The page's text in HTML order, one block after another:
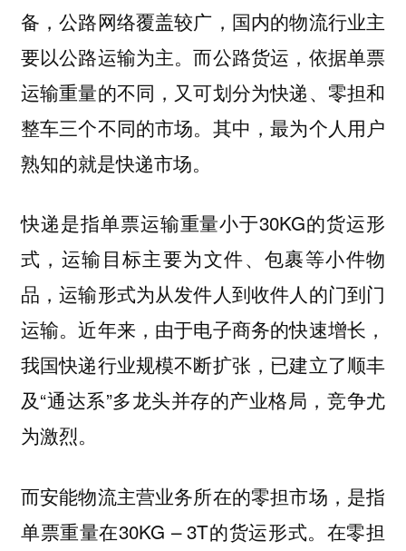
备，公路网络覆盖较广，国内的物流行业主
要以公路运输为主。而公路货运，依据单票
运输重量的不同，又可划分为快递、零担和
整车三个不同的市场。其中，最为个人用户
熟知的就是快递市场。
快递是指单票运输重量小于30KG的货运形
式，运输目标主要为文件、包裹等小件物
品，运输形式为从发件人到收件人的门到门
运输。近年来，由于电子商务的快速增长，
我国快递行业规模不断扩张，已建立了顺丰
及“通达系”多龙头并存的产业格局，竞争尤
为激烈。
而安能物流主营业务所在的零担市场，是指
单票重量在30KG – 3T的货运形式。在零担